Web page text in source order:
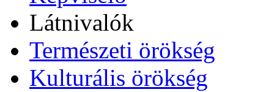
Látnivalók
Természeti örökség
Kulturális örökség